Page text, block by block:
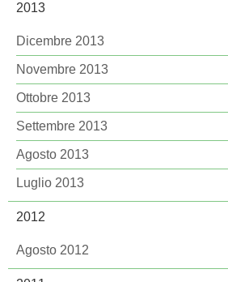
2013
Dicembre 2013
Novembre 2013
Ottobre 2013
Settembre 2013
Agosto 2013
Luglio 2013
2012
Agosto 2012